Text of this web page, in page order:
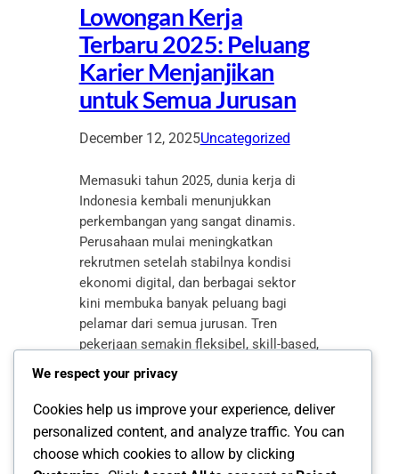
Lowongan Kerja
Terbaru 2025: Peluang
Karier Menjanjikan
untuk Semua Jurusan
December 12, 2025Uncategorized
Memasuki tahun 2025, dunia kerja di
Indonesia kembali menunjukkan
perkembangan yang sangat dinamis.
Perusahaan mulai meningkatkan
rekrutmen setelah stabilnya kondisi
ekonomi digital, dan berbagai sektor
kini membuka banyak peluang bagi
pelamar dari semua jurusan. Tren
pekerjaan semakin fleksibel, skill-based,
dan berfokus pada kemampuan
adaptasi. Artinya, kesempatan
mendapatkan pekerjaan kini lebih
terbuka lebar bagi siapa pun,…
We respect your privacy
Cookies help us improve your experience, deliver
personalized content, and analyze traffic. You can
choose which cookies to allow by clicking